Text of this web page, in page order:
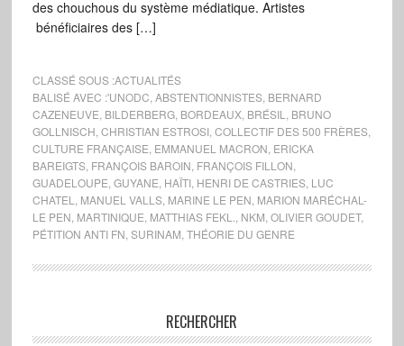
des chouchous du système médiatique. Artistes
bénéficiaires des […]
CLASSÉ SOUS :ACTUALITÉS
BALISÉ AVEC :'UNODC ABSTENTIONNISTES, BERNARD
CAZENEUVE BILDERBERG, BORDEAUX, BRÉSIL
BRUNO
GOLLNISCH CHRISTIAN ESTROSI, COLLECTIF DES 500 FRÈRES,
CULTURE FRANÇAISE EMMANUEL MACRON ERICKA
BAREIGTS, FRANÇOIS BAROIN FRANÇOIS FILLON
GUADELOUPE GUYANE HAÏTI, HENRI DE CASTRIES, LUC
CHATEL
MANUEL VALLS, MARINE LE PEN MARION MARÉCHAL-
LE PEN MARTINIQUE MATTHIAS FEKL. NKM OLIVIER GOUDET,
PÉTITION ANTI FN SURINAM THÉORIE DU GENRE
RECHERCHER